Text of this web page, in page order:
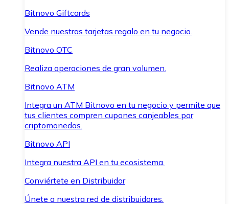
Bitnovo Giftcards
Vende nuestras tarjetas regalo en tu negocio.
Bitnovo OTC
Realiza operaciones de gran volumen.
Bitnovo ATM
Integra un ATM Bitnovo en tu negocio y permite que
tus clientes compren cupones canjeables por
criptomonedas.
Bitnovo API
Integra nuestra API en tu ecosistema.
Conviértete en Distribuidor
Únete a nuestra red de distribuidores.